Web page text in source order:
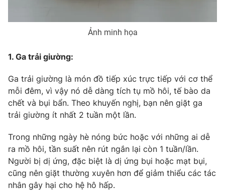
Thời báo VTV
Tổng Biên tập:
Vũ Thanh Thủy
Phó Tổng Biên tập: Nguyễn Thị Mỹ Hạnh, Phạm Quốc Thắng,
Nguyễn Trọng Ninh
Tổng đài VTV:024.38 355 931 - 024.38 355 932
Ðiện thoại Thời báo VTV:024.66 897 897
Liên hệ quảng cáo: 024-7300.7108
Ảnh minh họa
1. Ga trải giường:
Ga trải giường là món đồ tiếp xúc trực tiếp với cơ thể
mỗi đêm, vì vậy nó dễ dàng tích tụ mồ hôi, tế bào da
chết và bụi bẩn. Theo khuyến nghị, bạn nên giặt ga
trải giường ít nhất 2 tuần một lần.
Trong những ngày hè nóng bức hoặc với những ai dễ
ra mồ hôi, tần suất nên rút ngắn lại còn 1 tuần/lần.
Người bị dị ứng, đặc biệt là dị ứng bụi hoặc mạt bụi,
cũng nên giặt thường xuyên hơn để giảm thiểu các tác
nhân gây hại cho hệ hô hấp.